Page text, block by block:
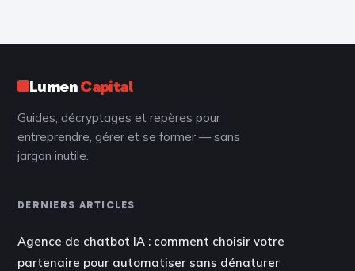
carrière
LumenCapital
Guides, décryptages et repères pour
entreprendre, gérer et se former — sans
jargon inutile.
DERNIERS ARTICLES
Agence de chatbot IA : comment choisir votre
partenaire pour automatiser sans dénaturer